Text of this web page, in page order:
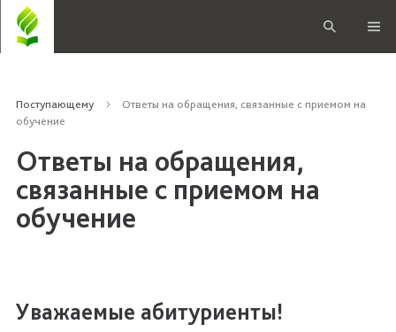
Поступающему
Ответы на обращения, связанные с приемом на
обучение
Ответы на обращения,
связанные с приемом на
обучение
Уважаемые абитуриенты!